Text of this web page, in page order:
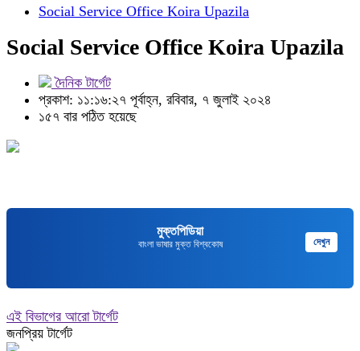
Social Service Office Koira Upazila
Social Service Office Koira Upazila
দৈনিক টার্গেট
প্রকাশ: ১১:১৬:২৭ পূর্বাহ্ন, রবিবার, ৭ জুলাই ২০২৪
১৫৭ বার পঠিত হয়েছে
মুক্তপিডিয়া
বাংলা ভাষার মুক্ত বিশ্বকোষ দেখুন
এই বিভাগের আরো টার্গেট
জনপ্রিয় টার্গেট